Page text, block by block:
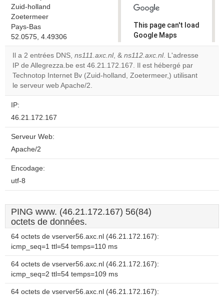
Zuid-holland
Zoetermeer
Pays-Bas
52.0575, 4.49306
This page can't load
Google Maps
correctly.
Do you
own this
OK
Il a 2 entrées DNS, ns111.axc.nl, & ns112.axc.nl. L'adresse
IP de Allegrezza.be est 46.21.172.167. Il est hébergé par
Technotop Internet Bv (Zuid-holland, Zoetermeer,) utilisant
le serveur web Apache/2.
IP:
46.21.172.167
Serveur Web:
Apache/2
Encodage:
utf-8
PING www. (46.21.172.167) 56(84)
octets de données.
64 octets de vserver56.axc.nl (46.21.172.167):
icmp_seq=1 ttl=54 temps=110 ms
64 octets de vserver56.axc.nl (46.21.172.167):
icmp_seq=2 ttl=54 temps=109 ms
64 octets de vserver56.axc.nl (46.21.172.167):